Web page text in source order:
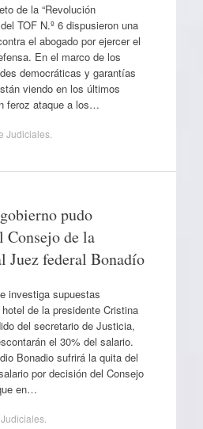
de la “Revolución
TOF N.º 6 dispusieron una
el abogado por ejercer el
En el marco de los
democráticas y garantías
viendo en los últimos
feroz ataque a los…
Judiciales.
pudo
Consejo de la
Juez federal Bonadío
investiga supuestas
de la presidente Cristina
del secretario de Justicia,
el 30% del salario.
Bonadio sufrirá la quita del
por decisión del Consejo
en…
Judiciales.